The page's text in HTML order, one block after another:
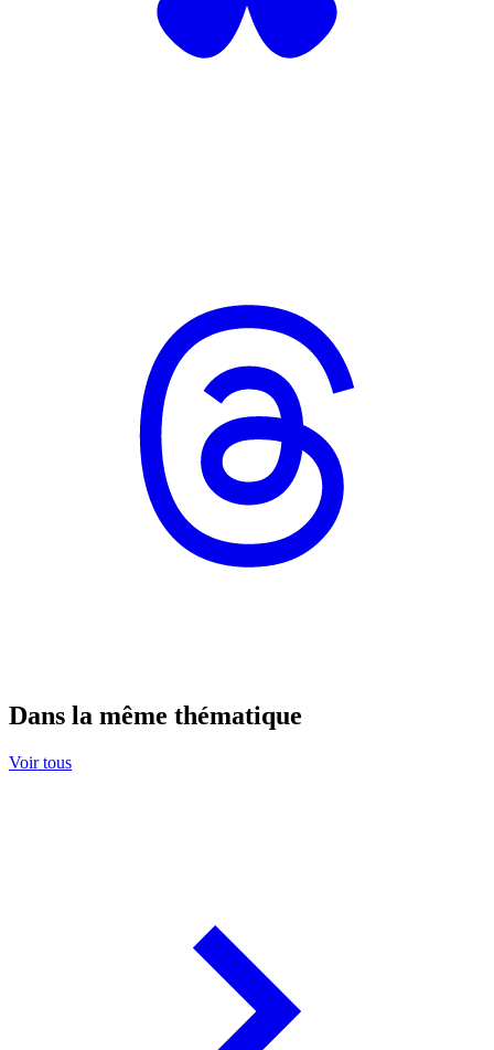
Dans la même thématique
Voir tous